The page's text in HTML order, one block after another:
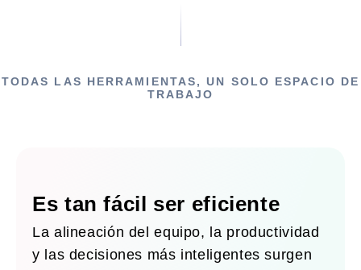
TODAS LAS HERRAMIENTAS, UN SOLO ESPACIO DE
TRABAJO
Es tan fácil ser eficiente
La alineación del equipo, la productividad
y las decisiones más inteligentes surgen